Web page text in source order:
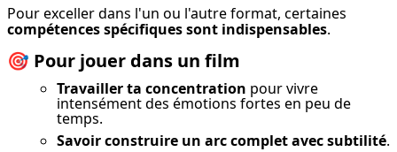
compétences spécifiques sont indispensables.
🎯 Pour jouer dans un film
Travailler ta concentration pour vivre
intensément des émotions fortes en peu de
temps.
Savoir construire un arc complet avec subtilité.